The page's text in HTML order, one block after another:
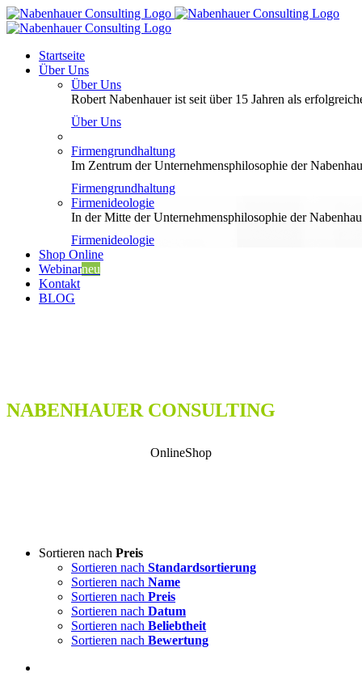
Zum
Inhalt
Startseite
Über Uns
Über Uns
Robert Nabenhauer ist seit über 15 Jahren als
Über Uns
Firmengrundhaltung
Im Zentrum der Unternehmensphilosophie der
Firmengrundhaltung
Firmenideologie
In der Mitte der Unternehmensphilosophie der
Firmenideologie
Shop Online
Webinarneu
Kontakt
BLOG
NABENHAUER CONSULTING
OnlineShop
Sortieren nach Preis
Sortieren nach Standardsortierung
Sortieren nach Name
Sortieren nach Preis
Sortieren nach Datum
Sortieren nach Beliebtheit
Sortieren nach Bewertung